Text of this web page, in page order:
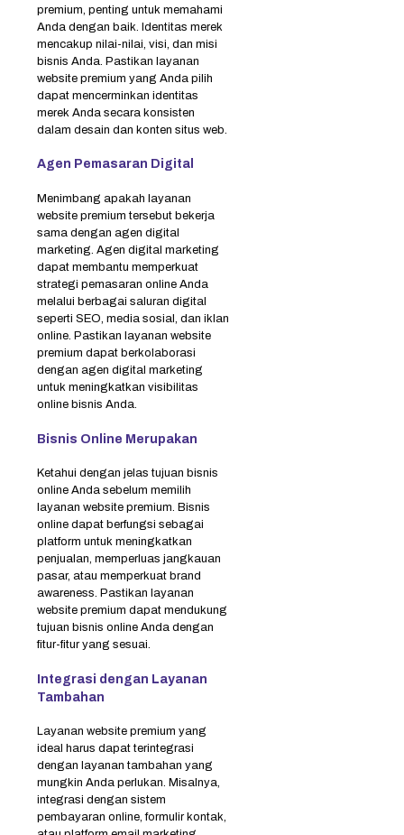
premium, penting untuk memahami
Anda dengan baik. Identitas merek
mencakup nilai-nilai, visi, dan misi
bisnis Anda. Pastikan layanan
website premium yang Anda pilih
dapat mencerminkan identitas
merek Anda secara konsisten
dalam desain dan konten situs web.
Agen Pemasaran Digital
Menimbang apakah layanan
website premium tersebut bekerja
sama dengan agen digital
marketing. Agen digital marketing
dapat membantu memperkuat
strategi pemasaran online Anda
melalui berbagai saluran digital
seperti SEO, media sosial, dan iklan
online. Pastikan layanan website
premium dapat berkolaborasi
dengan agen digital marketing
untuk meningkatkan visibilitas
online bisnis Anda.
Bisnis Online Merupakan
Ketahui dengan jelas tujuan bisnis
online Anda sebelum memilih
layanan website premium. Bisnis
online dapat berfungsi sebagai
platform untuk meningkatkan
penjualan, memperluas jangkauan
pasar, atau memperkuat brand
awareness. Pastikan layanan
website premium dapat mendukung
tujuan bisnis online Anda dengan
fitur-fitur yang sesuai.
Integrasi dengan Layanan
Tambahan
Layanan website premium yang
ideal harus dapat terintegrasi
dengan layanan tambahan yang
mungkin Anda perlukan. Misalnya,
integrasi dengan sistem
pembayaran online, formulir kontak,